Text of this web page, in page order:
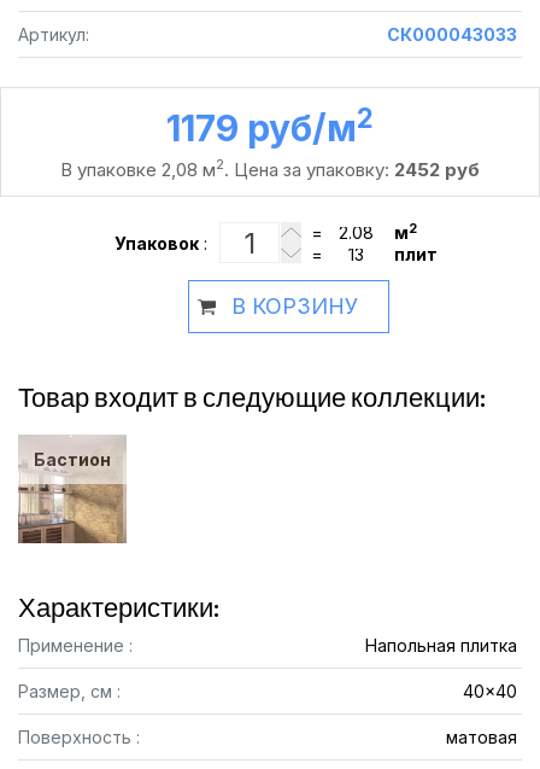
Артикул: СК000043033
1179 руб /м2
В упаковке 2,08 м2. Цена за упаковку: 2452 руб
Упаковок :
= м2
= плит
В КОРЗИНУ
Товар входит в следующие коллекции:
Бастион
Характеристики:
Применение : Напольная плитка
Размер, см : 40x40
Поверхность : матовая